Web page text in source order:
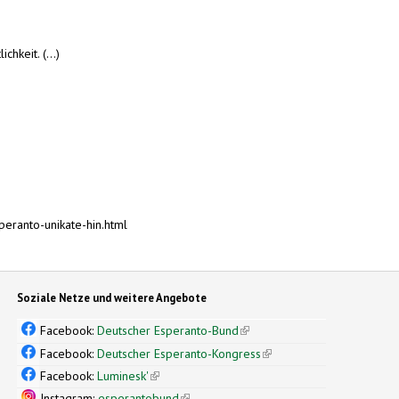
(...)
unikate-hin.html
Soziale Netze und weitere Angebote
Facebook:Deutscher Esperanto-Bund(link is external)
Facebook:Deutscher Esperanto-Kongress(link is external)
Facebook:Luminesk'(link is external)